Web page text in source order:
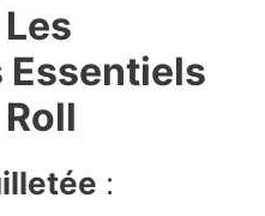
Essentiels
: